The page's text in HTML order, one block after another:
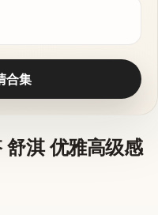
合集
淇 优雅高级感